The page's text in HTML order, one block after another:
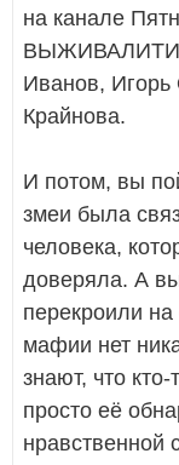
на канале
ВЫЖИВАЛИТИ
Иванов, Игорь
Крайнова.
И потом, вы
змеи была
человека,
доверяла. А
перекроили
мафии нет
знают, что
просто её
нравственной